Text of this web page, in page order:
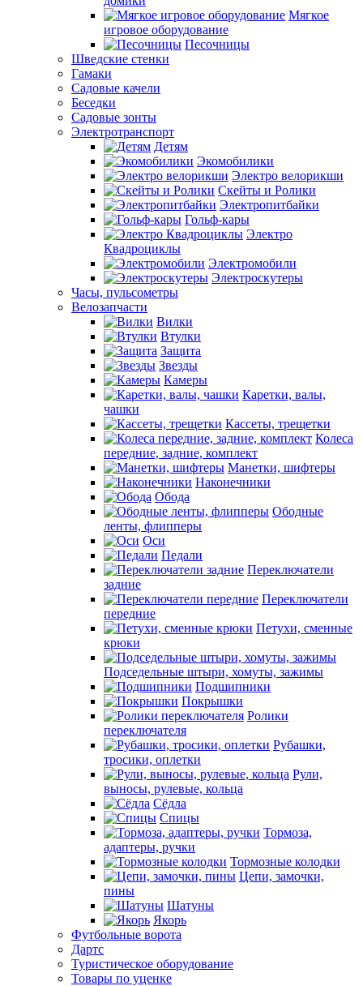
Мягкое
игровое оборудование
Песочницы
Шведские стенки
Гамаки
Садовые качели
Беседки
Садовые зонты
Электротранспорт
Детям
Экомобилики
Электро велорикши
Скейты и Ролики
Электропитбайки
Гольф-кары
Электро
Квадроциклы
Электромобили
Электроскутеры
Часы, пульсометры
Велозапчасти
Вилки
Втулки
Защита
Звезды
Камеры
Каретки, валы,
чашки
Кассеты, трещетки
Колеса
передние, задние, комплект
Манетки, шифтеры
Наконечники
Обода
Ободные
ленты, флипперы
Оси
Педали
Переключатели
задние
Переключатели
передние
Петухи, сменные
крюки
Подседельные штыри, хомуты, зажимы
Подшипники
Покрышки
Ролики
переключателя
Рубашки,
тросики, оплетки
Рули,
выносы, рулевые, кольца
Сёдла
Спицы
Тормоза,
адаптеры, ручки
Тормозные колодки
Цепи, замочки,
пины
Шатуны
Якорь
Футбольные ворота
Дартс
Туристическое оборудование
Товары по уценке